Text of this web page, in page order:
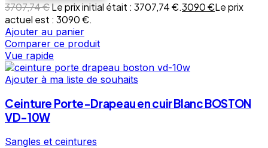
3707,74€Le prix initial était : 3707,74 €.3090€Le prix
actuel est : 3090 €.
Ajouter au panier
Comparer ce produit
Vue rapide
Ajouter à ma liste de souhaits
Ceinture Porte-Drapeau en cuir Blanc BOSTON
VD-10W
Sangles et ceintures